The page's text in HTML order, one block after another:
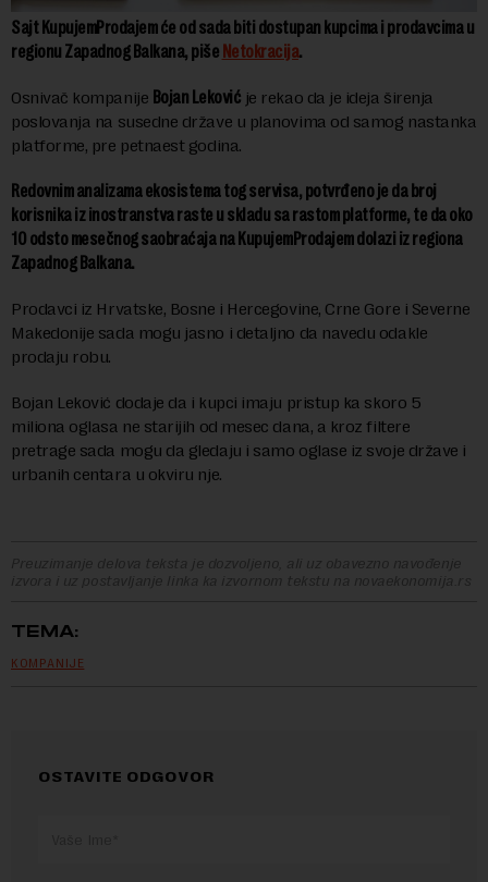
Sajt KupujemProdajem će od sada biti dostupan kupcima i prodavcima u
regionu Zapadnog Balkana, piše Netokracija.
Osnivač kompanije Bojan Leković je rekao da je ideja širenja
poslovanja na susedne države u planovima od samog nastanka
platforme, pre petnaest godina.
Redovnim analizama ekosistema tog servisa, potvrđeno je da broj
korisnika iz inostranstva raste u skladu sa rastom platforme, te da oko
10 odsto mesečnog saobraćaja na KupujemProdajem dolazi iz regiona
Zapadnog Balkana.
Prodavci iz Hrvatske, Bosne i Hercegovine, Crne Gore i Severne
Makedonije sada mogu jasno i detaljno da navedu odakle
prodaju robu.
Bojan Leković dodaje da i kupci imaju pristup ka skoro 5
miliona oglasa ne starijih od mesec dana, a kroz filtere
pretrage sada mogu da gledaju i samo oglase iz svoje države i
urbanih centara u okviru nje.
Preuzimanje delova teksta je dozvoljeno, ali uz obavezno navođenje
izvora i uz postavljanje linka ka izvornom tekstu na novaekonomija.rs
TEMA:
KOMPANIJE
OSTAVITE ODGOVOR